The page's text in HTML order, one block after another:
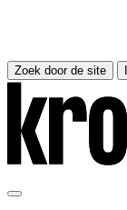
Zoek door de site